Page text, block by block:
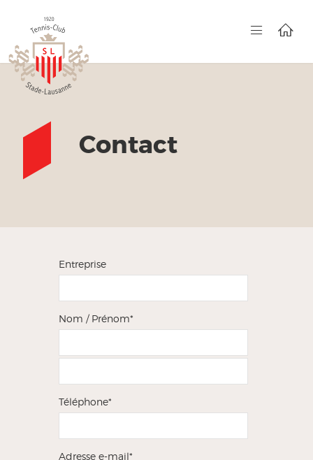
Contact
Entreprise
Nom / Prénom*
Téléphone*
Adresse e-mail*